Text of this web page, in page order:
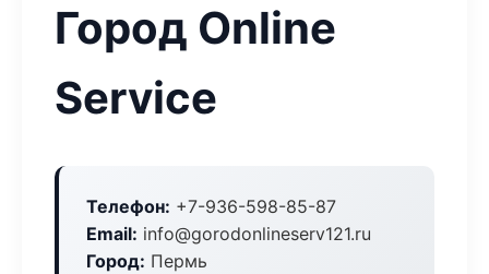
Город Online
Service
Телефон: +7-936-598-85-87
Email: info@gorodonlineserv121.ru
Город: Пермь